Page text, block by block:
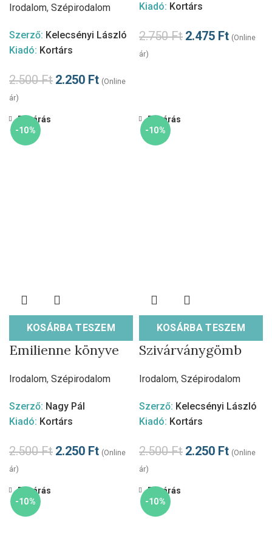
Irodalom, Szépirodalom
Szerző: Kelecsényi László
Kiadó: Kortárs
2.500Ft 2.250 Ft (Online
ár)
Kiadó: Kortárs
2.750Ft 2.475 Ft (Online
ár)
-10%
KOSÁRBA TESZEM
Bezárás
Emilienne könyve
Irodalom, Szépirodalom
Szerző: Nagy Pál
Kiadó: Kortárs
2.500Ft 2.250 Ft (Online
ár)
-10%
KOSÁRBA TESZEM
Bezárás
Szivárványgömb
Irodalom, Szépirodalom
Szerző: Kelecsényi László
Kiadó: Kortárs
2.500Ft 2.250 Ft (Online
ár)
-10%
Bezárás
-10%
Bezárás